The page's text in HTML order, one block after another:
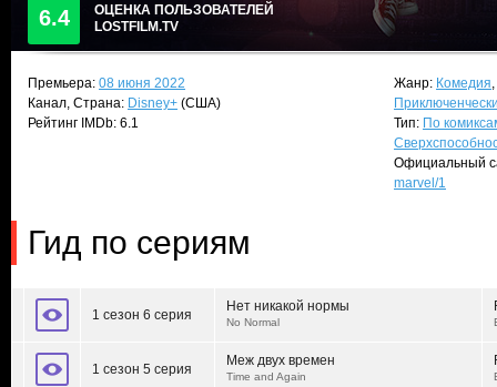
6.4
ОЦЕНКА ПОЛЬЗОВАТЕЛЕЙ
LOSTFILM.TV
Премьера: 08 июня 2022
Канал, Страна: Disney+ (США)
Рейтинг IMDb: 6.1
Жанр: Комедия,
Тип: По
Официальный
marvel/1
Гид по сериям
1 сезон 6 серия
Нет никакой нормы
No Normal
1 сезон 5 серия
Меж двух времен
Time and Again